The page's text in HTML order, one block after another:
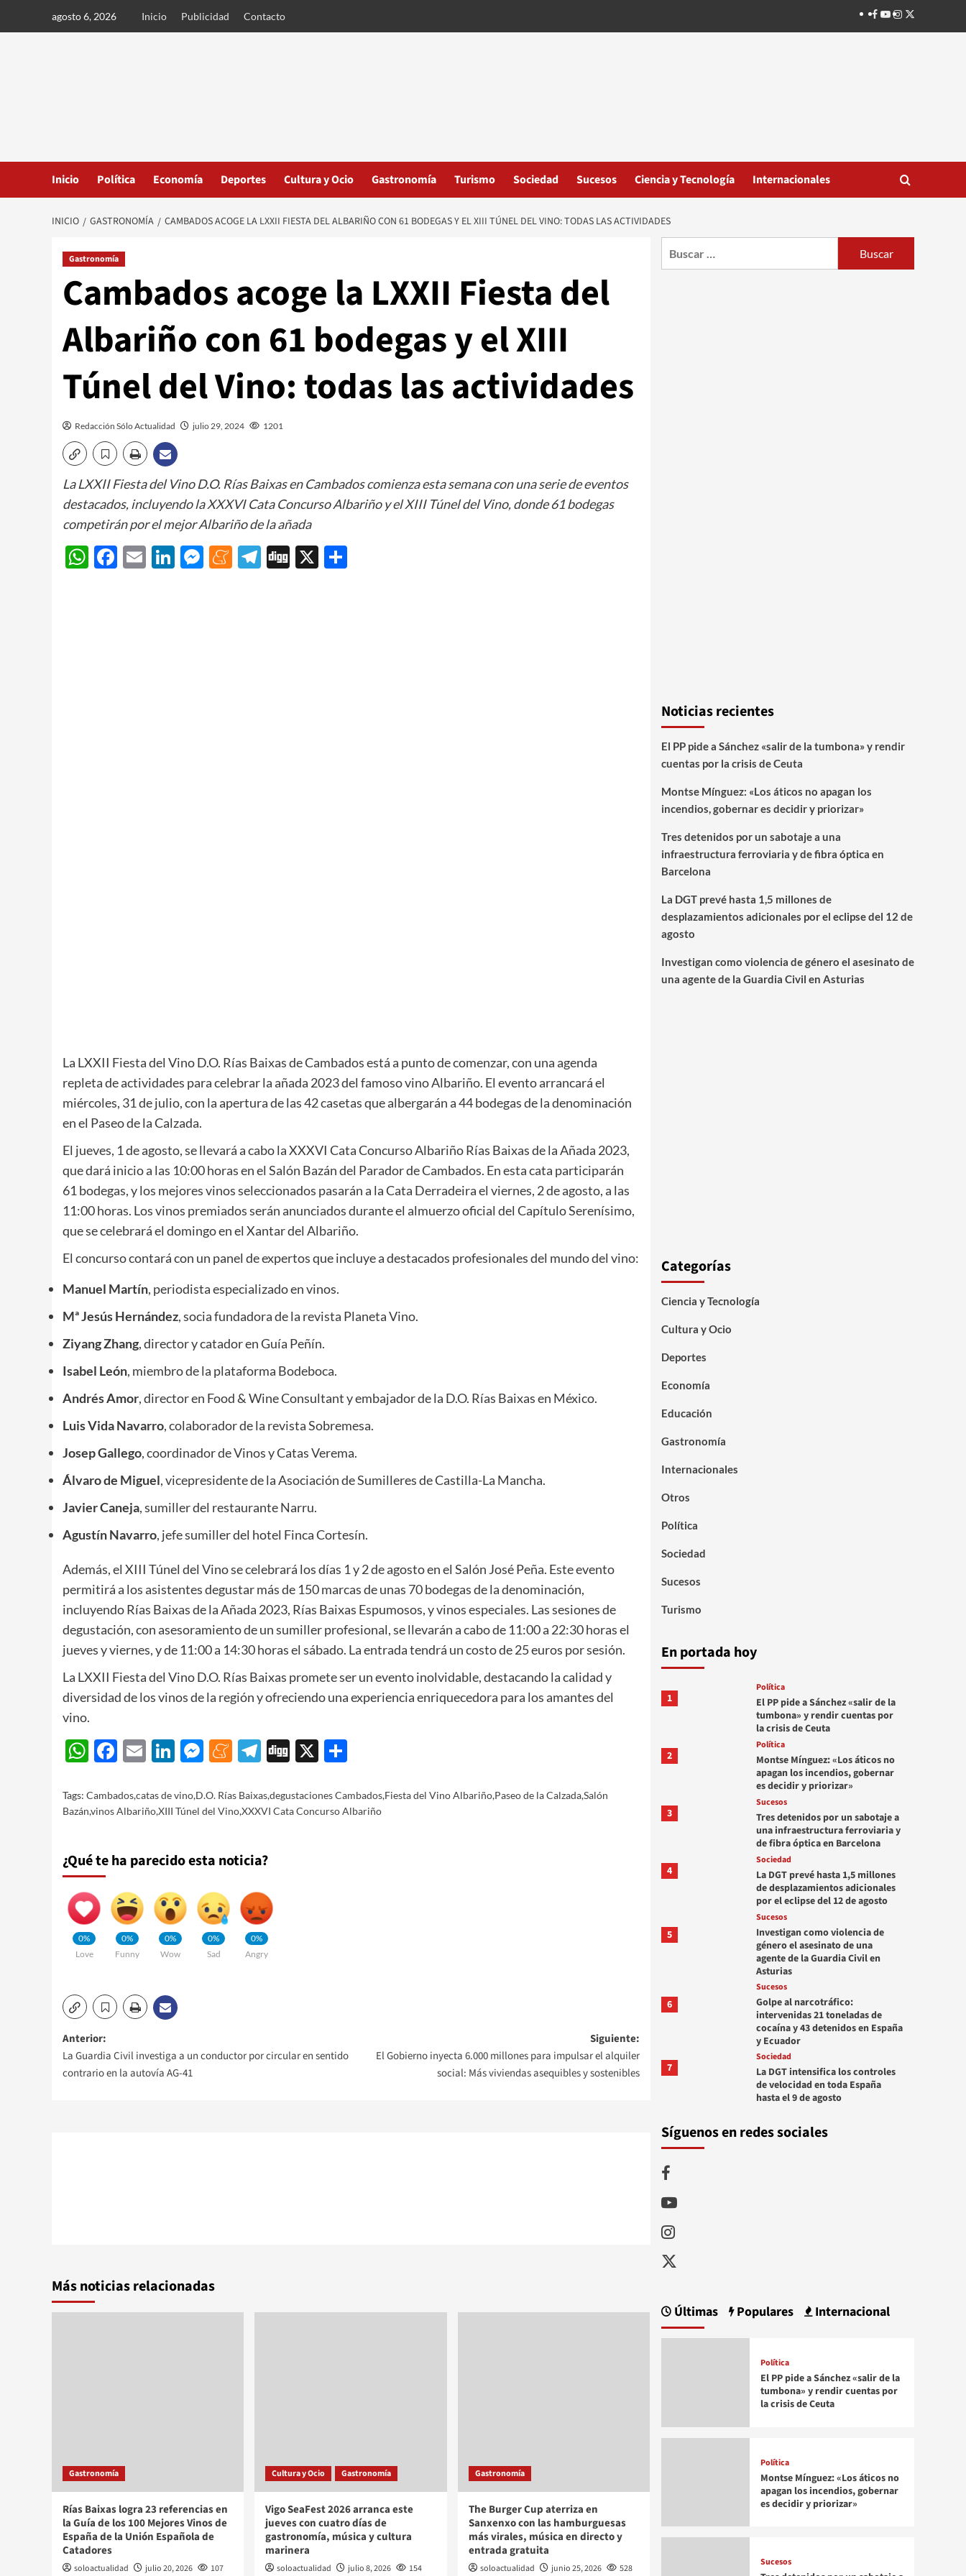
agosto 6, 2026 Inicio Publicidad Contacto Facebook
Youtube
Instagram
Twitter
Inicio Política Economía Deportes Cultura y Ocio Gastronomía Turismo Sociedad Sucesos Ciencia y Tecnología Internacionales
INICIO GASTRONOMÍA CAMBADOS ACOGE LA LXXII FIESTA DEL ALBARIÑO CON 61 BODEGAS Y EL XIII TÚNEL DEL VINO: TODAS LAS ACTIVIDADES
Gastronomía
Cambados acoge la LXXII Fiesta del
Albariño con 61 bodegas y el XIII
Túnel del Vino: todas las actividades
Redacción Sólo Actualidad julio 29, 2024 1201
La LXXII Fiesta del Vino D.O. Rías Baixas en Cambados comienza esta semana con una serie de eventos
destacados, incluyendo la XXXVI Cata Concurso Albariño y el XIII Túnel del Vino, donde 61 bodegas
competirán por el mejor Albariño de la añada
WhatsApp
Facebook
EmailLinkedIn
Messenger
Meneame
Telegram
Digg
X
La LXXII Fiesta del Vino D.O. Rías Baixas de Cambados está a punto de comenzar, con una agenda
repleta de actividades para celebrar la añada 2023 del famoso vino Albariño. El evento arrancará el
miércoles, 31 de julio, con la apertura de las 42 casetas que albergarán a 44 bodegas de la denominación
en el Paseo de la Calzada.
El jueves, 1 de agosto, se llevará a cabo la XXXVI Cata Concurso Albariño Rías Baixas de la Añada 2023,
que dará inicio a las 10:00 horas en el Salón Bazán del Parador de Cambados. En esta cata participarán
61 bodegas, y los mejores vinos seleccionados pasarán a la Cata Derradeira el viernes, 2 de agosto, a las
11:00 horas. Los vinos premiados serán anunciados durante el almuerzo oficial del Capítulo Serenísimo,
que se celebrará el domingo en el Xantar del Albariño.
El concurso contará con un panel de expertos que incluye a destacados profesionales del mundo del vino:
Manuel Martín, periodista especializado en vinos.
Mª Jesús Hernández, socia fundadora de la revista Planeta Vino.
Ziyang Zhang, director y catador en Guía Peñín.
Isabel León, miembro de la plataforma Bodeboca.
Andrés Amor, director en Food & Wine Consultant y embajador de la D.O. Rías Baixas en México.
Luis Vida Navarro, colaborador de la revista Sobremesa.
Josep Gallego, coordinador de Vinos y Catas Verema.
Álvaro de Miguel, vicepresidente de la Asociación de Sumilleres de Castilla-La Mancha.
Javier Caneja, sumiller del restaurante Narru.
Agustín Navarro, jefe sumiller del hotel Finca Cortesín.
Además, el XIII Túnel del Vino se celebrará los días 1 y 2 de agosto en el Salón José Peña. Este evento
permitirá a los asistentes degustar más de 150 marcas de unas 70 bodegas de la denominación,
incluyendo Rías Baixas de la Añada 2023, Rías Baixas Espumosos, y vinos especiales. Las sesiones de
degustación, con asesoramiento de un sumiller profesional, se llevarán a cabo de 11:00 a 22:30 horas el
jueves y viernes, y de 11:00 a 14:30 horas el sábado. La entrada tendrá un costo de 25 euros por sesión.
La LXXII Fiesta del Vino D.O. Rías Baixas promete ser un evento inolvidable, destacando la calidad y
diversidad de los vinos de la región y ofreciendo una experiencia enriquecedora para los amantes del
vino.
WhatsApp
Facebook
EmailLinkedIn
Messenger
Meneame
Telegram
Digg
X
Tags: Cambados,catas de vino,D.O. Rías Baixas,degustaciones Cambados,Fiesta del Vino Albariño,Paseo de la Calzada,Salón
Bazán,vinos Albariño,XIII Túnel del Vino,XXXVI Cata Concurso Albariño
¿Qué te ha parecido esta noticia?
0%
Love
0%
Funny
0%
Wow
0%
Sad
0%
Angry
Navegación
de
Anterior:
La Guardia Civil investiga a un conductor por circular en sentido
contrario en la autovía AG-41
Siguiente:
El Gobierno inyecta 6.000 millones para impulsar el alquiler
social: Más viviendas asequibles y sostenibles
Más noticias relacionadas
Gastronomía
Rías Baixas logra 23 referencias en
la Guía de los 100 Mejores Vinos de
España de la Unión Española de
Catadores
soloactualidad julio 20, 2026 107
Cultura y Ocio Gastronomía
Vigo SeaFest 2026 arranca este
jueves con cuatro días de
gastronomía, música y cultura
marinera
soloactualidad julio 8, 2026 154
Gastronomía
The Burger Cup aterriza en
Sanxenxo con las hamburguesas
más virales, música en directo y
entrada gratuita
soloactualidad junio 25, 2026 528
Noticias recientes
El PP pide a Sánchez «salir de la tumbona» y rendir
cuentas por la crisis de Ceuta
Montse Mínguez: «Los áticos no apagan los
incendios, gobernar es decidir y priorizar»
Tres detenidos por un sabotaje a una
infraestructura ferroviaria y de fibra óptica en
Barcelona
La DGT prevé hasta 1,5 millones de
desplazamientos adicionales por el eclipse del 12 de
agosto
Investigan como violencia de género el asesinato de
una agente de la Guardia Civil en Asturias
Categorías
Ciencia y Tecnología
Cultura y Ocio
Deportes
Economía
Educación
Gastronomía
Internacionales
Otros
Política
Sociedad
Sucesos
Turismo
En portada hoy
1
Política
El PP pide a Sánchez «salir de la
tumbona» y rendir cuentas por
la crisis de Ceuta
2
Política
Montse Mínguez: «Los áticos no
apagan los incendios, gobernar
es decidir y priorizar»
3
Sucesos
Tres detenidos por un sabotaje a
una infraestructura ferroviaria y
de fibra óptica en Barcelona
4
Sociedad
La DGT prevé hasta 1,5 millones
de desplazamientos adicionales
por el eclipse del 12 de agosto
5
Sucesos
Investigan como violencia de
género el asesinato de una
agente de la Guardia Civil en
Asturias
6
Sucesos
Golpe al narcotráfico:
intervenidas 21 toneladas de
cocaína y 43 detenidos en España
y Ecuador
7
Sociedad
La DGT intensifica los controles
de velocidad en toda España
hasta el 9 de agosto
Síguenos en redes sociales
Facebook
Youtube
Instagram
Twitter
Últimas Populares Internacional
Política
El PP pide a Sánchez «salir de la
tumbona» y rendir cuentas por
la crisis de Ceuta
Política
Montse Mínguez: «Los áticos no
apagan los incendios, gobernar
es decidir y priorizar»
Sucesos